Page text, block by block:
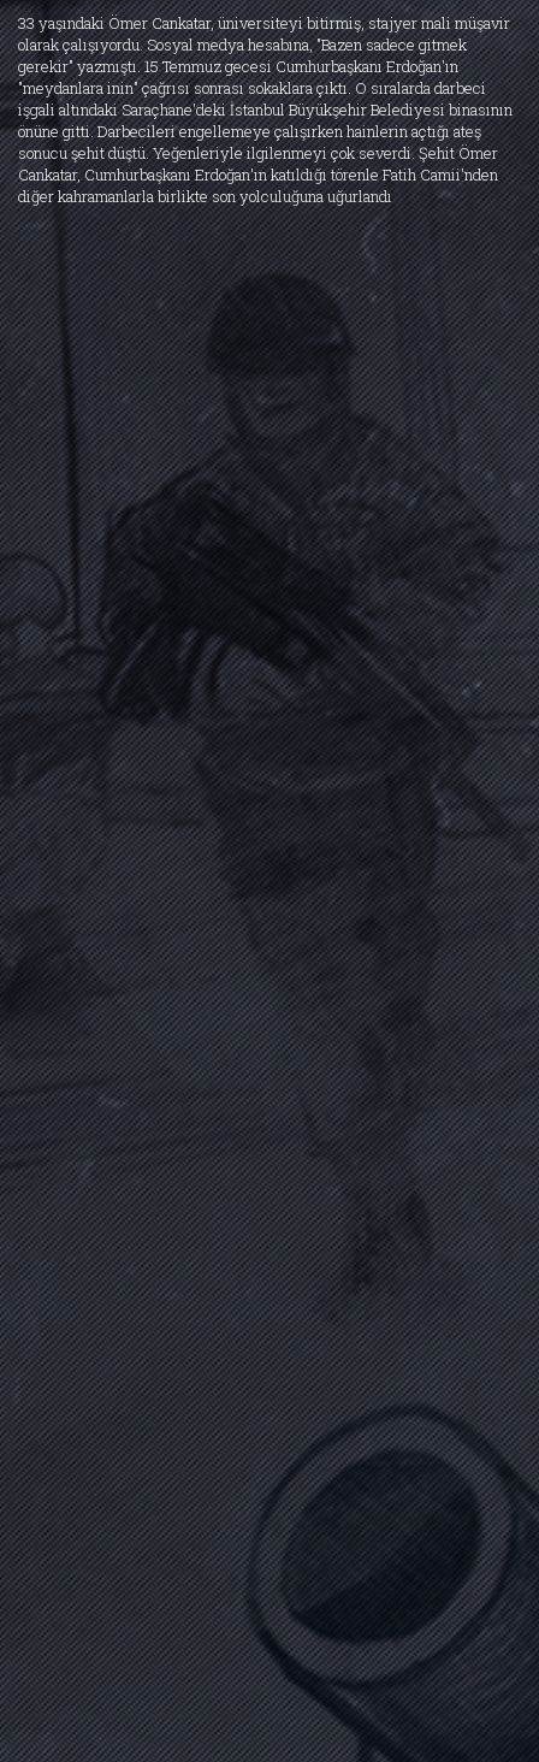
33 yaşındaki Ömer Cankatar, üniversiteyi bitirmiş, stajyer mali müşavir
olarak çalışıyordu. Sosyal medya hesabına, "Bazen sadece gitmek
gerekir" yazmıştı. 15 Temmuz gecesi Cumhurbaşkanı Erdoğan'ın
"meydanlara inin" çağrısı sonrası sokaklara çıktı. O sıralarda darbeci
işgali altındaki Saraçhane'deki İstanbul Büyükşehir Belediyesi binasının
önüne gitti. Darbecileri engellemeye çalışırken hainlerin açtığı ateş
sonucu şehit düştü. Yeğenleriyle ilgilenmeyi çok severdi. Şehit Ömer
Cankatar, Cumhurbaşkanı Erdoğan'ın katıldığı törenle Fatih Camii'nden
diğer kahramanlarla birlikte son yolculuğuna uğurlandı
(1974 - 15 Temmuz 2016)
Asker
Biyografi Oku
İLHAN VARANK
(1971 - 15 Temmuz 2016)
Akademisyen
Biyografi Oku
ADİL BÜYÜKCENGİZ
(1964 - 15 Temmuz 2016)
İş Sahibi
Biyografi Oku
AHMET KARA
(1992 - 19 Ekim 2016)
İşçi
Biyografi Oku
AHMET KOCABAY
(1985 - 17 Temmuz 2016)
İşçi
Biyografi Oku
AHMET ORUÇ
(1991 - 15 Temmuz 2016)
Polis
Biyografi Oku
AHMET ÖZSOY
(1967 - 16 Temmuz 2016)
Yönetici
Biyografi Oku
AKIN SERTÇELİK
(1975 - 19 Ekim 2016)
Taksici
Biyografi Oku
AKİF ALTAY
(1963 - 15 Temmuz 2016)
Polis
Biyografi Oku
AKİF KAPAKLI
(1954 - 16 Temmuz 1954)
Emekli
Biyografi Oku
MUSTAFA CAMBAZ
(1963 - 15 Temmuz 2016)
Gazeteci
Biyografi Oku